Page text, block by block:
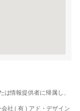
情報提供者に帰属し、
社 ( 有 ) アド・デザイン